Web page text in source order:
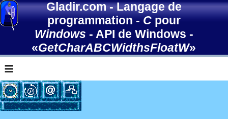
Gladir.com-Langage de
programmation-Cpour
Windows - API de Windows -
«GetCharABCWidthsFloatW»
≡